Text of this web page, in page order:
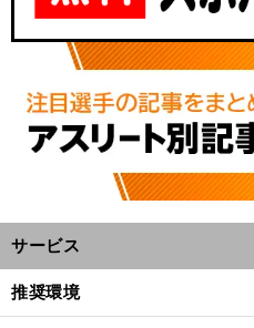
サービス
推奨環境